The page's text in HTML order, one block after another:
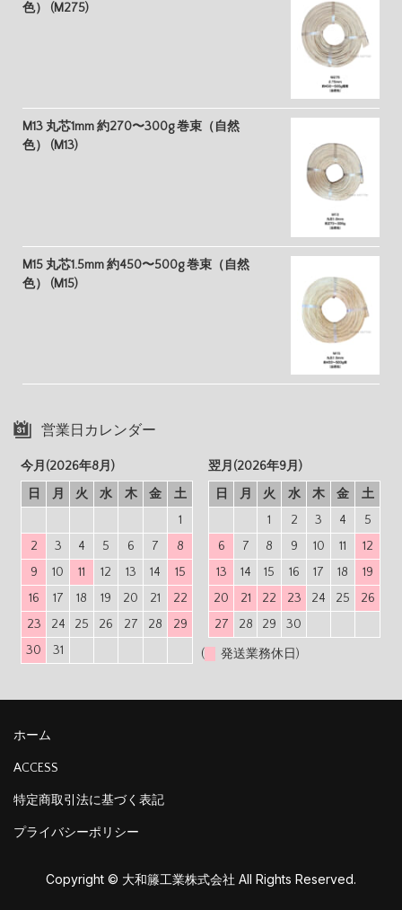
色） (M275)
M13 丸芯1mm 約270〜300g 巻束（自然
色） (M13)
M15 丸芯1.5mm 約450〜500g 巻束（自然
色） (M15)
営業日カレンダー
今月(2026年8月)
日
月 火 水 木 金
土
1
2
3 4 5 6 7
8
9
10 11 12 13 14
15
16
17 18 19 20 21
22
23
24 25 26 27 28
29
30
31
翌月(2026年9月)
日
月 火 水 木 金
土
1
2 3 4
5
6
7 8 9 10 11
12
13
14 15 16 17 18
19
20
21 22 23 24 25
26
27
28 29 30
( 発送業務休日)
ホーム
ACCESS
特定商取引法に基づく表記
プライバシーポリシー
Copyright © 大和籐工業株式会社 All Rights Reserved.